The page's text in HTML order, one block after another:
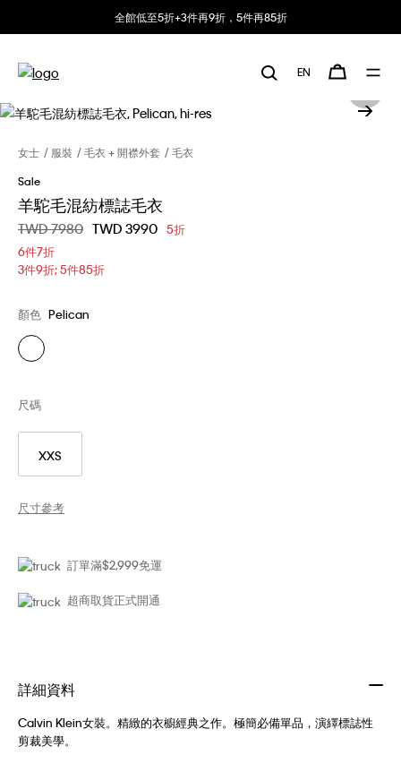
全館低至5折+3件再9折，5件再85折
EN
女士 服裝 毛衣 + 開襟外套
毛衣
Sale
羊駝毛混紡標誌毛衣
價格扣減從
TWD 7980 至
TWD 3990 5折
6件7折
3件9折; 5件85折
顏色 Pelican
XXS
尺碼
尺寸參考
訂單滿$2,999免運
超商取貨正式開通
詳細資料
Calvin Klein女裝。精緻的衣櫥經典之作。極簡必備單品，演繹標誌性
剪裁美學。